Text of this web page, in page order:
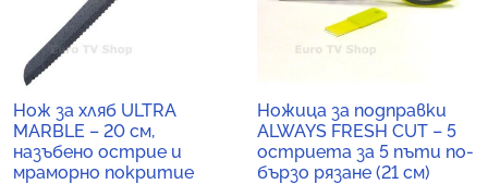
Нож за хляб ULTRA
MARBLE – 20 см,
назъбено острие и
мраморно покритие
Ножица за подправки
ALWAYS FRESH CUT – 5
остриета за 5 пъти по-
бързо рязане (21 см)